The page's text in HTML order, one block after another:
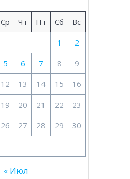
Ср Чт Пт Сб Вс
1 2
5 6 7 8 9
12 13 14 15 16
19 20 21 22 23
26 27 28 29 30
« Июл